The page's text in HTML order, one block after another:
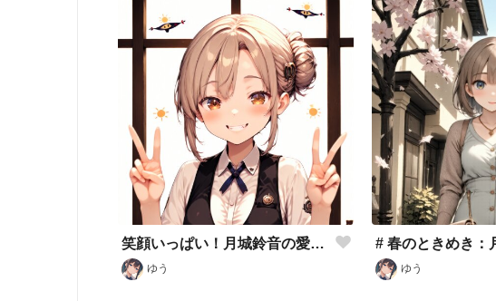
笑顔いっぱい！月城鈴音の愛らしいピースサイン
ゆう ゆう